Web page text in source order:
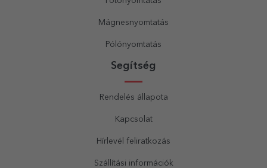
Mágnesnyomtatás
Pólónyomtatás
Segítség
Rendelés állapota
Kapcsolat
Hírlevél feliratkozás
Szállítási információk